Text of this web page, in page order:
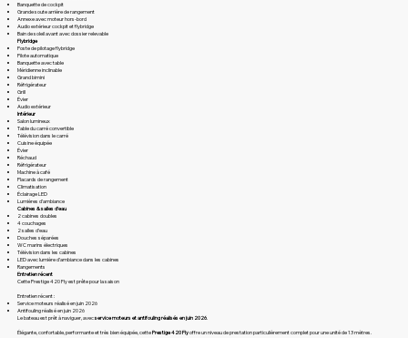
Banquette de cockpit
Grande soute arrière de rangement
Annexe avec moteur hors-bord
Audio extérieur cockpit et flybridge
Bain de soleil avant avec dossier relevable
Flybridge
Poste de pilotage flybridge
Pilote automatique
Banquette avec table
Méridienne inclinable
Grand bimini
Réfrigérateur
Grill
Évier
Audio extérieur
Intérieur
Salon lumineux
Table du carré convertible
Télévision dans le carré
Cuisine équipée
Évier
Réchaud
Réfrigérateur
Machine à café
Placards de rangement
Climatisation
Éclairage LED
Lumières d’ambiance
Cabines & salles d’eau
2 cabines doubles
4 couchages
2 salles d’eau
Douches séparées
WC marins électriques
Télévision dans les cabines
LED avec lumière d’ambiance dans les cabines
Rangements
Entretien récent
Cette Prestige 420 Fly est prête pour la saison
Entretien récent :
Service moteurs réalisé en juin 2026
Antifouling réalisé en juin 2026
Le bateau est prêt à naviguer, avecservice moteurs et antifouling réalisés en juin 2026
Élégante, confortable, performante et très bien équipée, cettePrestige 420 Flyoffre un niveau de prestation particulièrement complet pour une unité de 13 mètres.